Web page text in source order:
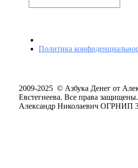
Политика
2009-2025 © Азбука Денег от
Евстегнеева. Все права
Александр Николаевич ОГРНИП